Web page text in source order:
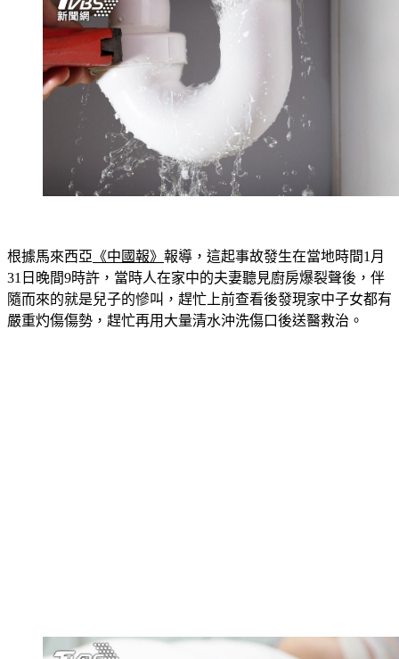
根據馬來西亞 《中國報》 報導，這起事故發生在當地時間1月
31日晚間9時許，當時人在家中的夫妻聽見廚房爆裂聲後，伴
隨而來的就是兒子的慘叫，趕忙上前查看後發現家中子女都有
嚴重灼傷傷勢，趕忙再用大量清水沖洗傷口後送醫救治。